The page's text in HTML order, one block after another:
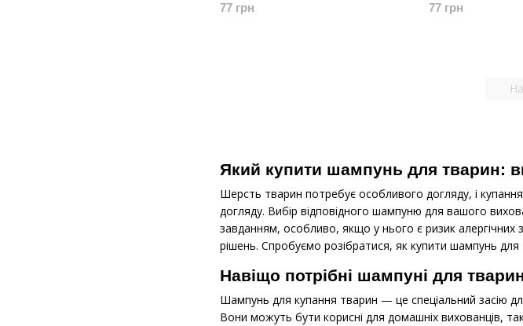
Який купити шампунь для тварин:
Шерсть тварин потребує особливого догляду, і
догляду. Вибір відповідного шампуню для вашого
завданням, особливо, якщо у нього є ризик алергічних
рішень. Спробуємо розібратися, як купити шампунь
Навіщо потрібні шампуні для
Шампунь для купання тварин — це спеціальний засію
Вони можуть бути корисні для домашніх вихованців,
77 грн 77 грн